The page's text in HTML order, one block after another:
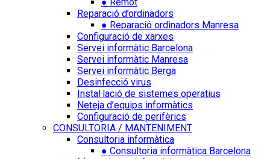
Reparació d’ordinadors
● Reparació ordinadors Manresa
Configuració de xarxes
Servei informàtic Barcelona
Servei informàtic Manresa
Servei informàtic Berga
Desinfecció virus
Instal·lació de sistemes operatius
Neteja d’equips informàtics
Configuració de perifèrics
CONSULTORIA / MANTENIMENT
Consultoria informàtica
● Consultoria informàtica Barcelona